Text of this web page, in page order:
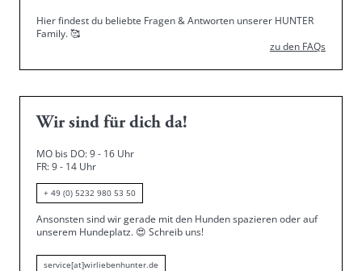
Hier findest du beliebte Fragen & Antworten unserer HUNTER
Family.🥰
zu den FAQs
Wir sind für dich da!
MO bis DO: 9 - 16 Uhr
FR: 9 - 14 Uhr
+ 49 (0) 5232 980 53 50
Ansonsten sind wir gerade mit den Hunden spazieren oder auf
unserem Hundeplatz. 😍 Schreib uns!
service[at]wirliebenhunter.de